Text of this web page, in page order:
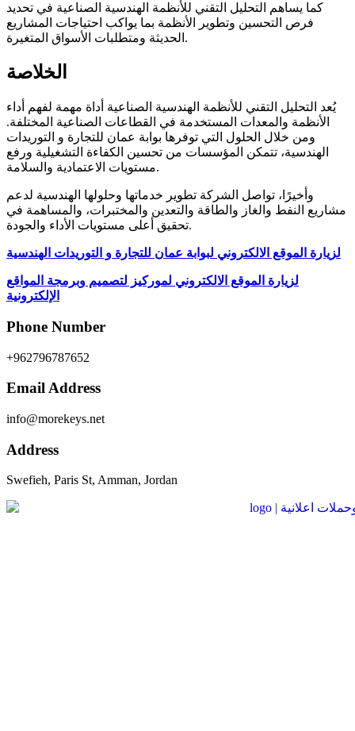
كما يساهم التحليل التقني للأنظمة الهندسية الصناعية في تحديد
فرص التحسين وتطوير الأنظمة بما يواكب احتياجات المشاريع
الحديثة ومتطلبات الأسواق المتغيرة.
الخلاصة
يُعد التحليل التقني للأنظمة الهندسية الصناعية أداة مهمة لفهم أداء
الأنظمة والمعدات المستخدمة في القطاعات الصناعية المختلفة.
ومن خلال الحلول التي توفرها بوابة عمان للتجارة و التوريدات
الهندسية، تتمكن المؤسسات من تحسين الكفاءة التشغيلية ورفع
مستويات الاعتمادية والسلامة.
وأخيرًا، تواصل الشركة تطوير خدماتها وحلولها الهندسية لدعم
مشاريع النفط والغاز والطاقة والتعدين والمختبرات، والمساهمة في
تحقيق أعلى مستويات الأداء والجودة.
لزيارة الموقع الالكتروني لبوابة عمان للتجارة و التوريدات الهندسية
لزيارة الموقع الالكتروني لموركيز لتصميم وبرمجة المواقع
الإلكترونية
Phone Number
+962796787652
Email Address
info@morekeys.net
Address
Swefieh, Paris St, Amman, Jordan